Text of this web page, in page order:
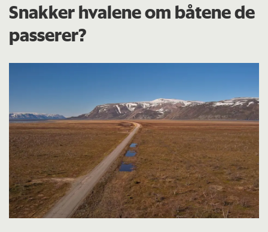
Snakker hvalene om båtene de
passerer?